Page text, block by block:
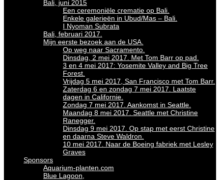
Bali, juni 2015
Een ceremoniële crematie op Bali.
Enkele galerieën in Ubud/Mas – Bali.
I Nyoman Subrata
Bali, februari 2017.
Mijn eerste bezoek aan de USA.
Op weg naar Sacramento.
Dinsdag, 2 mei 2017. Met Tom Barr op pad.
3 en 4 mei 2017: Yosemite Valley and Big Tree
Forest.
Vrijdag 5 mei 2017, San Francisco met Tom Barr.
Zaterdag 6 en zondag 7 mei 2017. Laatste
dagen in Californie.
Zondag 7 mei 2017. Aankomst in Seattle.
Maandag 8 mei 2017. Seattle met Christine
Ranegger.
Dinsdag 9 mei 2017. Op stap met eerst Christine
en daarna Steve Waldron.
10 mei 2017. Naar de Boeing fabriek met Lesley
Graves
Sponsors
Aquarium-planten.com
Blue Lagoon,